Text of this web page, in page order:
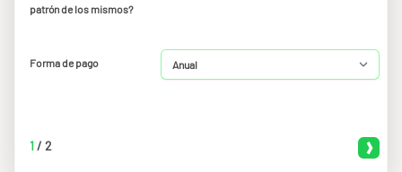
patrón de los mismos?
Forma de pago
1/ 2